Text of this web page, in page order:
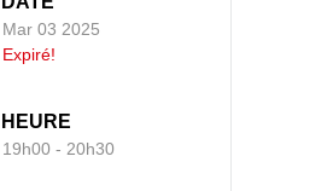
Mar 03 2025
Expiré!
HEURE
19h00 - 20h30